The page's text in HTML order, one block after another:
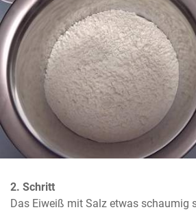
2. Schritt
Das Eiweiß mit Salz etwas schaumig